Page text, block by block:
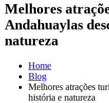
Melhores
Andahuaylas
natureza
Home
Blog
Melhores atrações
história e natureza